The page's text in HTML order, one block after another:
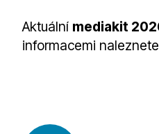
Aktuální mediakit
informacemi naleznete